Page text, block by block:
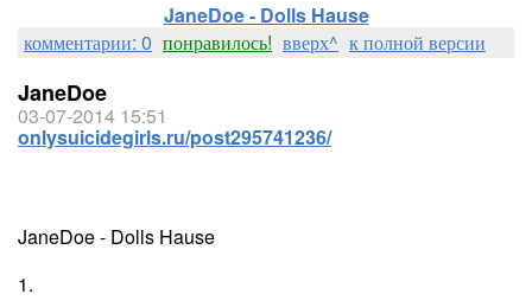
JaneDoe - Dolls Hause
комментарии: 0 понравилось! вверх^ к полной версии
JaneDoe
03-07-2014 15:51
onlysuicidegirls.ru/post295741236/
JaneDoe - Dolls Hause
1.